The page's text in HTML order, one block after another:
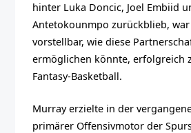
hinter Luka Doncic, Joel Embiid
Antetokounmpo zurückblieb, war
vorstellbar, wie diese
ermöglichen könnte, erfolgreich
Fantasy-Basketball.
Murray erzielte in der
primärer Offensivmotor der